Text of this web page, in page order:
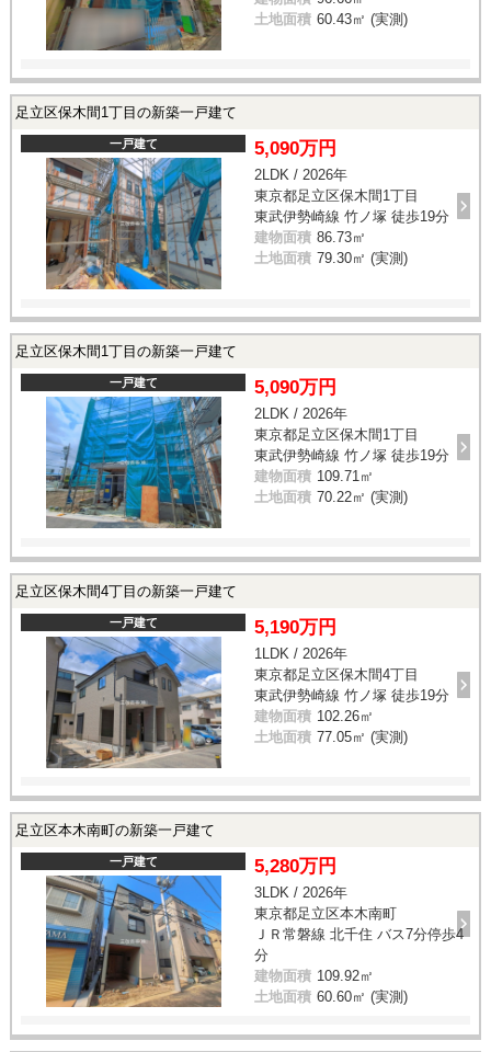
土地面積 60.43㎡ (実測)
足立区保木間1丁目の新築一戸建て
一戸建て 5,090万円
2LDK / 2026年
東京都足立区保木間1丁目
東武伊勢崎線 竹ノ塚 徒歩19分
建物面積 86.73㎡
土地面積 79.30㎡ (実測)
足立区保木間1丁目の新築一戸建て
一戸建て 5,090万円
2LDK / 2026年
東京都足立区保木間1丁目
東武伊勢崎線 竹ノ塚 徒歩19分
建物面積 109.71㎡
土地面積 70.22㎡ (実測)
足立区保木間4丁目の新築一戸建て
一戸建て 5,190万円
1LDK / 2026年
東京都足立区保木間4丁目
東武伊勢崎線 竹ノ塚 徒歩19分
建物面積 102.26㎡
土地面積 77.05㎡ (実測)
足立区本木南町の新築一戸建て
一戸建て 5,280万円
3LDK / 2026年
東京都足立区本木南町
ＪＲ常磐線 北千住 バス7分停歩4
分
建物面積 109.92㎡
土地面積 60.60㎡ (実測)